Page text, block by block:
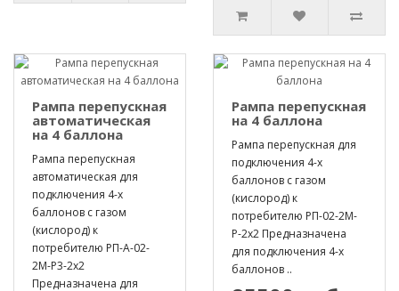
Рампа перепускная
автоматическая
на 4 баллона
Рампа перепускная
автоматическая для
подключения 4-х
баллонов с газом
(кислород) к
потребителю РП-А-02-
2М-Р3-2х2
Предназначена для
Рампа перепускная
на 4 баллона
Рампа перепускная для
подключения 4-х
баллонов с газом
(кислород) к
потребителю РП-02-2М-
Р-2х2 Предназначена
для подключения 4-х
баллонов ..